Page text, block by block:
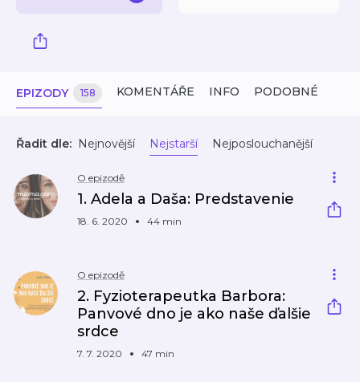
EPIZODY 158 KOMENTÁŘE INFO PODOBNÉ
Řadit dle: Nejnovější Nejstarší Nejposlouchanější
O epizodě
1. Adela a Daša: Predstavenie
18. 6. 2020 44 min
O epizodě
2. Fyzioterapeutka Barbora:
Panvové dno je ako naše ďalšie
srdce
7. 7. 2020 47 min